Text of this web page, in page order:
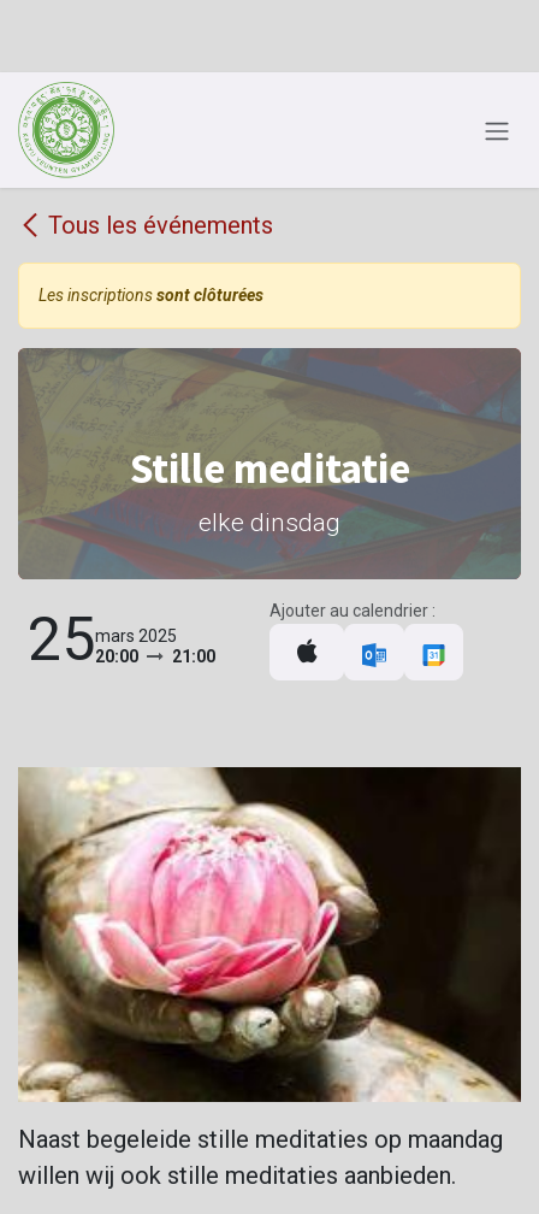
Se rendre au contenu
Tous les événements
Les inscriptionssont clôturées
Stille meditatie
elke dinsdag
25mars 2025
20:00
21:00
Ajouter au calendrier :
Naast begeleide stille meditaties op maandag
willen wij ook stille meditaties aanbieden.